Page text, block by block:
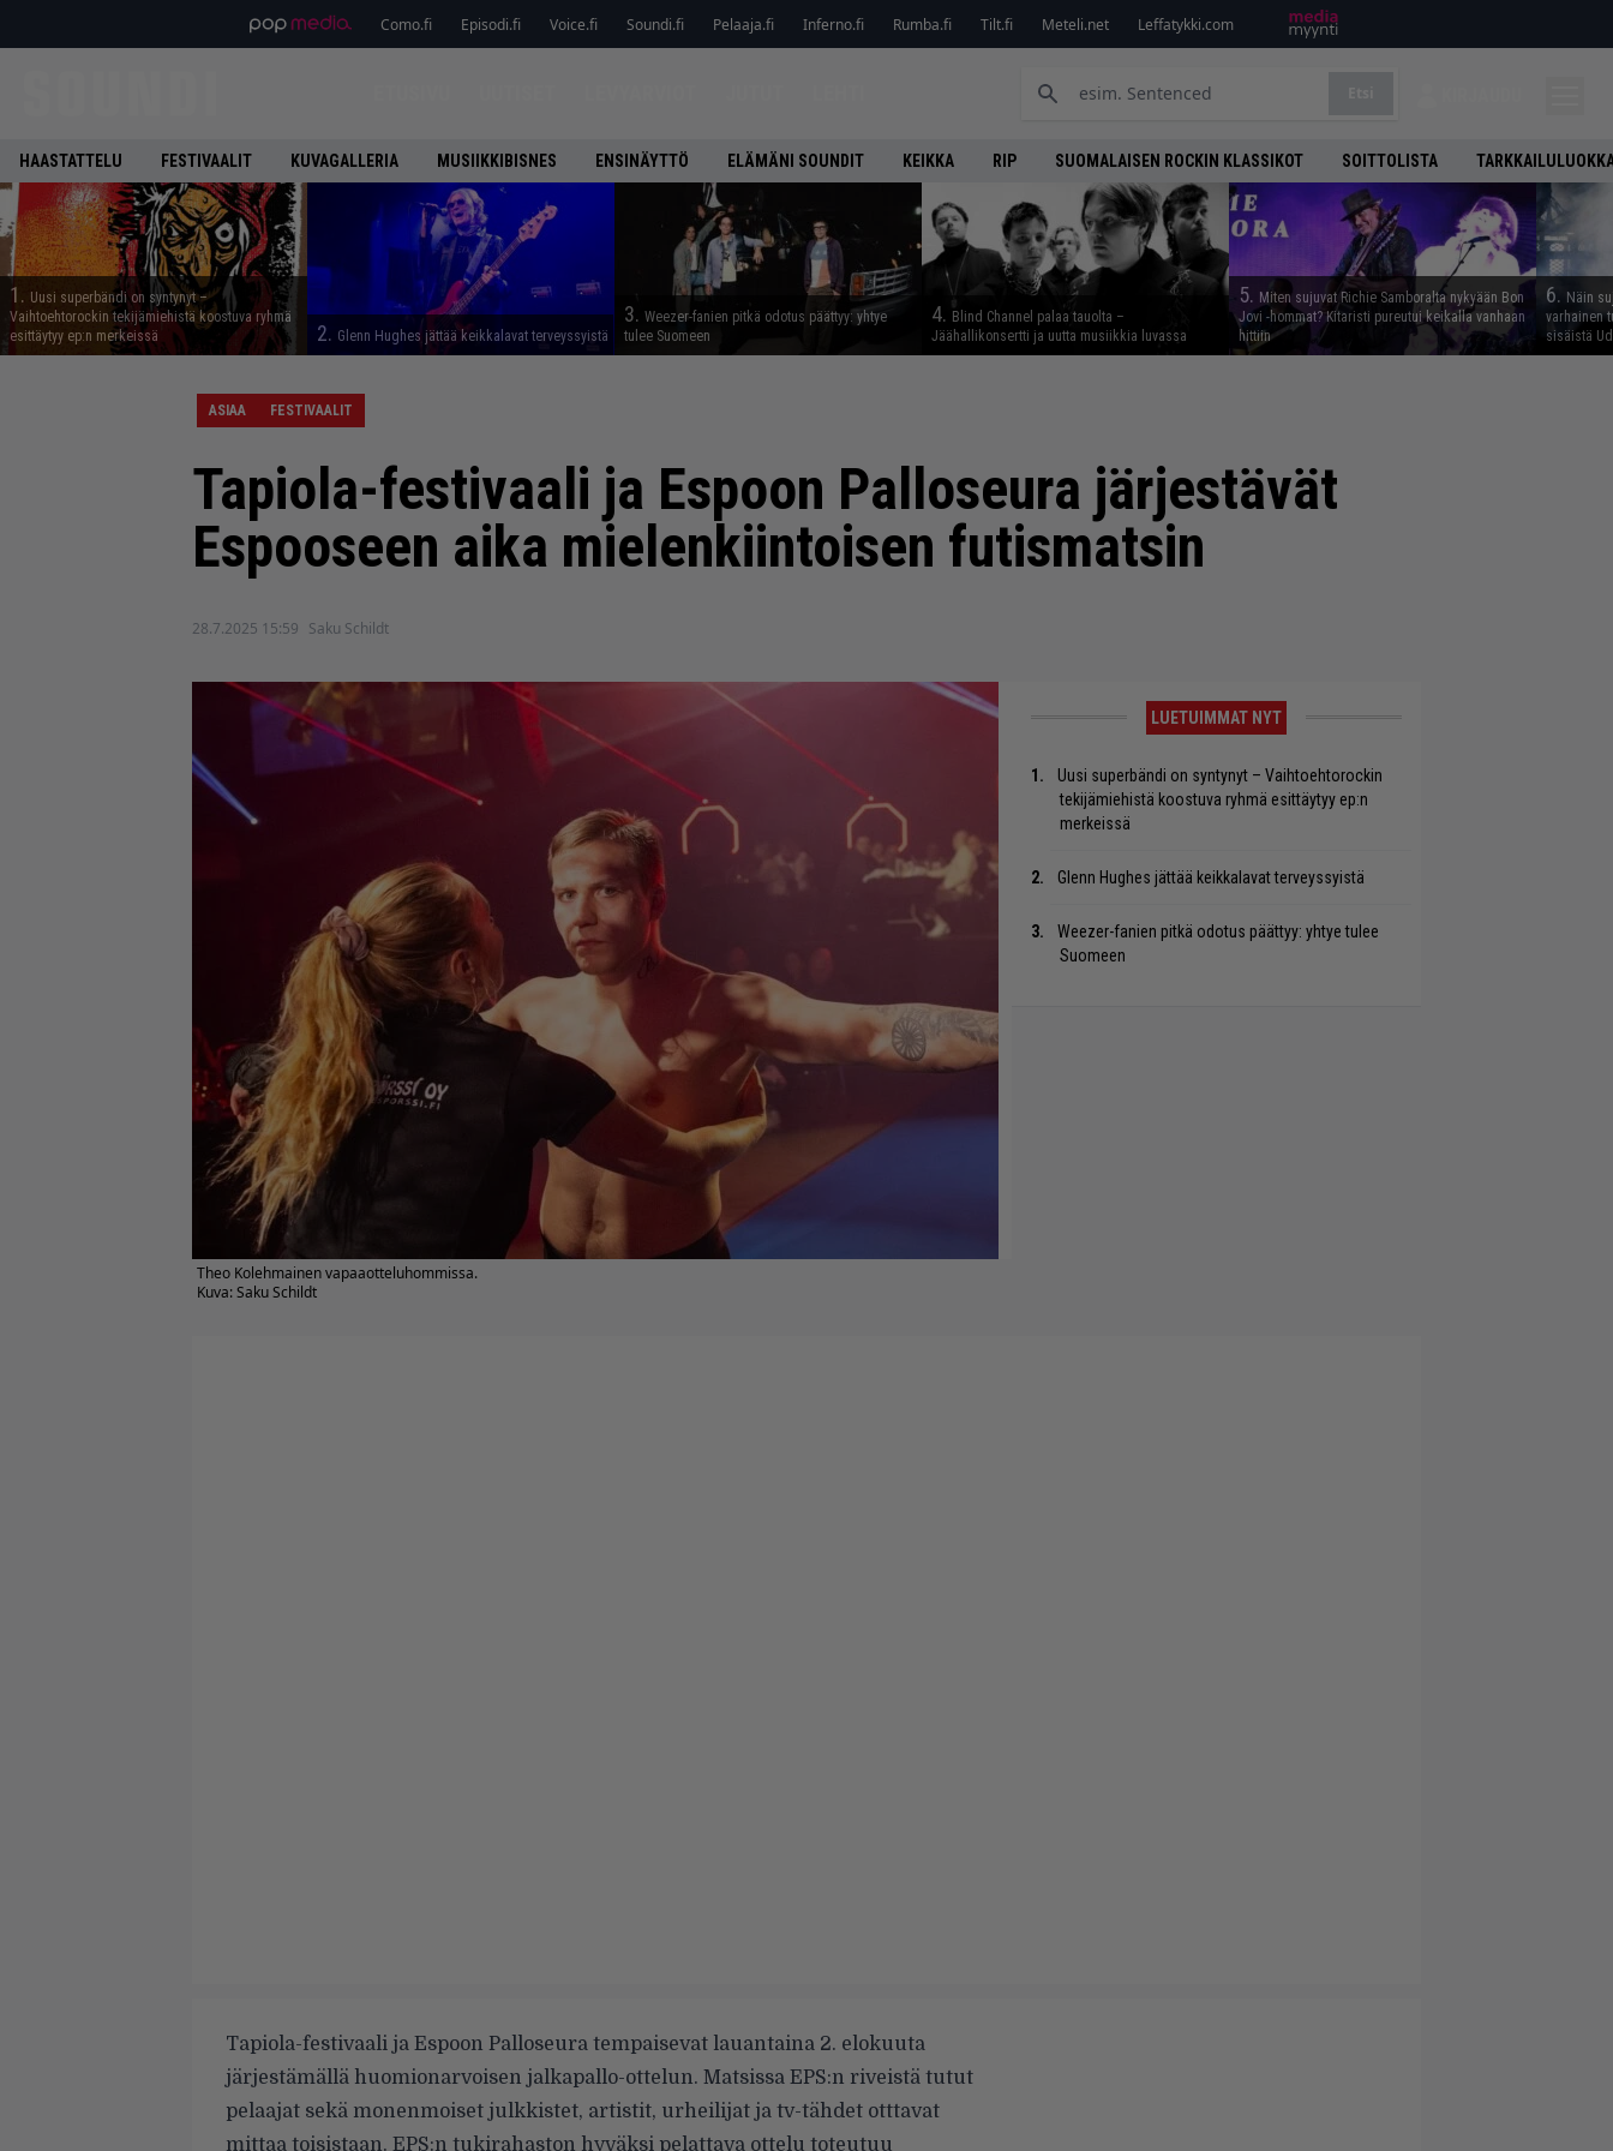
Como.fi Episodi.fi Voice.fi Soundi.fi Pelaaja.fi Inferno.fi Rumba.fi Tilt.fi Meteli.net Leffatykki.com
HAASTATTELU FESTIVAALIT KUVAGALLERIA MUSIIKKIBISNES ENSINÄYTTÖ ELÄMÄNI SOUNDIT KEIKKA RIP SUOMALAISEN ROCKIN KLASSIKOT SOITTOLISTA
1. Uusi superbändi on syntynyt –
Vaihtoehtorockin tekijämiehistä koostuva ryhmä
esittäytyy ep:n merkeissä
2. Glenn Hughes jättää keikkalavat terveyssyistä
3. Weezer-fanien pitkä odotus päättyy: yhtye
tulee Suomeen
4. Blind Channel palaa tauolta –
Jäähallikonsertti ja uutta musiikkia luvassa
5. Miten sujuvat Richie Samboralta nykyään Bon
Jovi -hommat? Kitaristi pureutui keikalla vanhaan
hittiin
6. Näin
varhainen
sisäistä
ASIAA FESTIVAALIT
Tapiola-festivaali ja Espoon Palloseura järjestävät
Espooseen aika mielenkiintoisen futismatsin
28.7.2025 15:59 Saku Schildt
Theo Kolehmainen vapaaotteluhommissa.
Kuva: Saku Schildt
LUETUIMMAT NYT
Uusi superbändi on syntynyt – Vaihtoehtorockin
tekijämiehistä koostuva ryhmä esittäytyy ep:n
merkeissä
Glenn Hughes jättää keikkalavat terveyssyistä
Weezer-fanien pitkä odotus päättyy: yhtye tulee
Suomeen
Tapiola-festivaali ja Espoon Palloseura tempaisevat lauantaina 2. elokuuta
järjestämällä huomionarvoisen jalkapallo-ottelun. Matsissa EPS:n riveistä tutut
pelaajat sekä monenmoiset julkkistet, artistit, urheilijat ja tv-tähdet otttavat
mittaa toisistaan. EPS:n tukirahaston hyväksi pelattava ottelu toteutuu